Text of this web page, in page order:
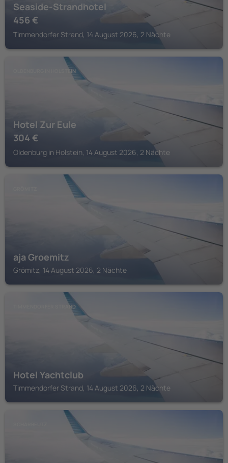
Seaside-Strandhotel
456 €
Timmendorfer Strand, 14 August 2026, 2 Nächte
OLDENBURG IN HOLSTEIN
Hotel Zur Eule
304 €
Oldenburg in Holstein, 14 August 2026, 2 Nächte
aja Groemitz
Grömitz, 14 August 2026, 2 Nächte
TIMMENDORFER STRAND
Hotel Yachtclub
Timmendorfer Strand, 14 August 2026, 2 Nächte